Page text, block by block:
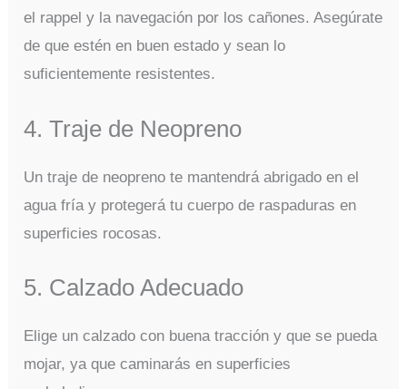
el rappel y la navegación por los cañones. Asegúrate
de que estén en buen estado y sean lo
suficientemente resistentes.
4. Traje de Neopreno
Un traje de neopreno te mantendrá abrigado en el
agua fría y protegerá tu cuerpo de raspaduras en
superficies rocosas.
5. Calzado Adecuado
Elige un calzado con buena tracción y que se pueda
mojar, ya que caminarás en superficies